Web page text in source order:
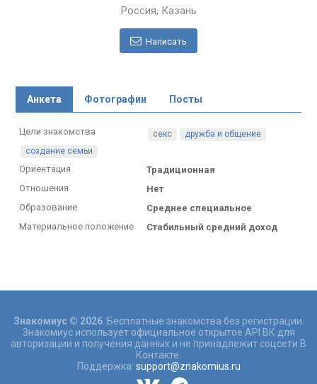
Россия, Казань
Написать
Анкета Фотографии Посты
Цели знакомства секс
дружба и общение
создание семьи
Ориентация
Традиционная
Отношения
Нет
Образование
Среднее специальное
Материальное положение
Стабильный средний доход
Знакомиус © 2026. Бесплатные знакомства без регистрации.
Знакомиус использует официальное открытое API ВК для
авторизации и получения данных и не принадлежит соцсети В
Контакте.
Поддержка: support@znakomius.ru